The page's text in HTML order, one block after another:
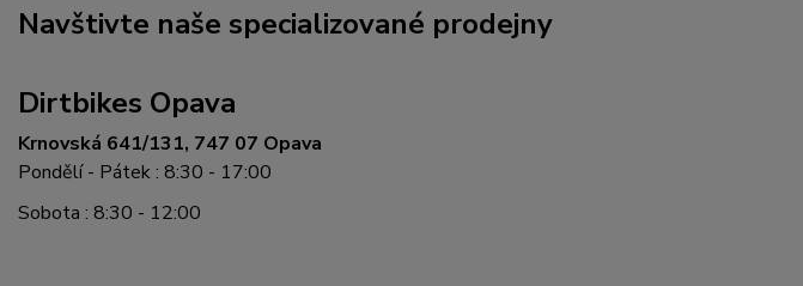
Navštivte naše specializované prodejny
Dirtbikes Opava
Krnovská 641/131, 747 07 Opava
Pondělí - Pátek : 8:30 - 17:00
Sobota : 8:30 - 12:00